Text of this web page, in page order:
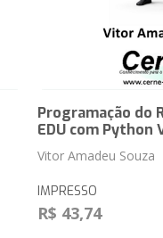
Programação do
EDU com Python
Vitor Amadeu Souza
IMPRESSO
R$ 43,74